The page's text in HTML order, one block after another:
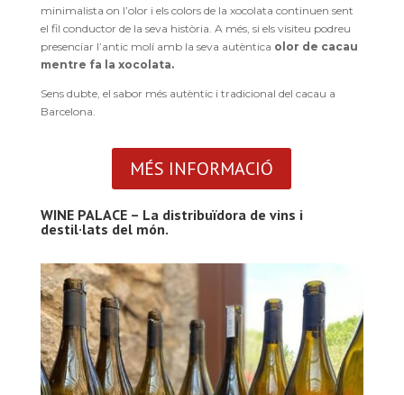
minimalista on l’olor i els colors de la xocolata continuen sent
el fil conductor de la seva història. A més, si els visiteu podreu
presenciar l’antic molí amb la seva autèntica olor de cacau
mentre fa la xocolata.
Sens dubte, el sabor més autèntic i tradicional del cacau a
Barcelona.
MÉS INFORMACIÓ
WINE PALACE – La distribuïdora de vins i
destil·lats del món.